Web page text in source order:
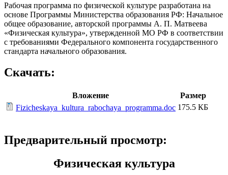
Рабочая программа по физической культуре разработана на
основе Программы Министерства образования РФ: Начальное
общее образование, авторской программы А. П. Матвеева
«Физическая культура», утвержденной МО РФ в соответствии
с требованиями Федерального компонента государственного
стандарта начального образования.
Скачать:
Вложение
Размер
Fizicheskaya_kultura_rabochaya_programma.doc 175.5 КБ
Предварительный просмотр:
Физическая культура